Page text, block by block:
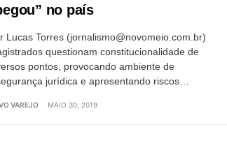
no país
Lucas Torres (jornalismo@novomeio.com.br)
questionam constitucionalidade de
pontos, provocando ambiente de
jurídica e apresentando riscos…
VAREJO MAIO 30, 2019